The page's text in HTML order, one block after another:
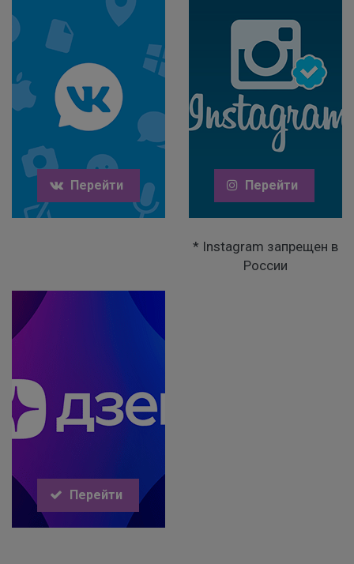
Перейти Перейти
* Instagram запрещен в
России
Перейти